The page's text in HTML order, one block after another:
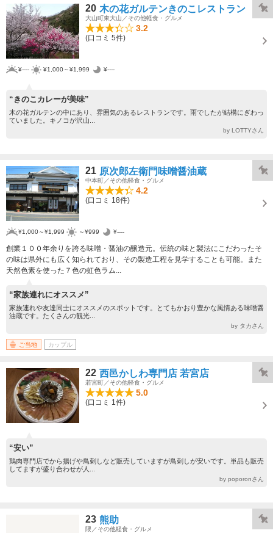
20 木の花ガルテンきのこレストラン
大山町東大山／その他軽食・グルメ
3.2
(口コミ 5件)
¥---- ¥1,000～¥1,999 ¥----
“きのこカレーが美味”
木の花ガルテンの中にあり、雰囲気のあるレストランです。雨でしたが結構にぎわっ
ていました。キノコが沢山...
by LOTTYさん
21 原次郎左衛門味噌醤油蔵
中本町／その他軽食・グルメ
4.2
(口コミ 18件)
¥1,000～¥1,999 ～¥999 ¥----
創業１００年余りを誇る味噌・醤油の醸造元。伝統の味と製法にこだわったそ
の味は県外にも広く知られており、その製造工程を見学することも可能。また
天然色素を使った７色の虹色ラム...
“家族連れにオススメ”
家族連れや友達同士にオススメのスポットです。とてもかおり豊かな風情ある味噌醤
油蔵です。たくさんの観光...
by タカさん
ご当地 カップル
22 西邑かしわ専門店 若宮店
若宮町／その他軽食・グルメ
5.0
(口コミ 1件)
“安い”
鶏肉専門店でから揚げや鳥刺しなど販売していますが鳥刺しが安いです。単品も販売
してますが盛り合わせが人...
by poporonさん
23 熊助
隈／その他軽食・グルメ